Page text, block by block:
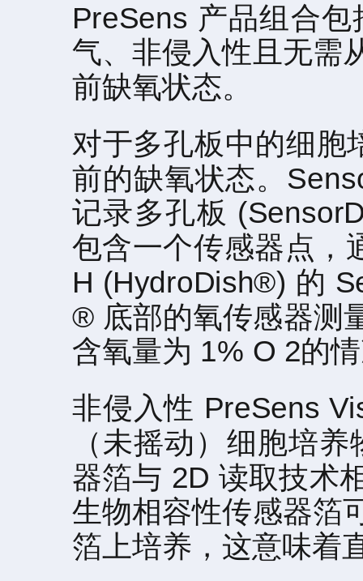
PreSens 产品组合
气、非侵入性且无需
前缺氧状态。
对于多孔板中的细胞
前的缺氧状态。
记录多孔板
包含一个传感器点，
H (HydroDish®) 的
® 底部的氧传感器测
含氧量为 1% O 2的
非侵入性 PreSens
（未摇动）细胞培
器箔与 2D 读取技术
生物相容性传感器箔
箔上培养，这意味着